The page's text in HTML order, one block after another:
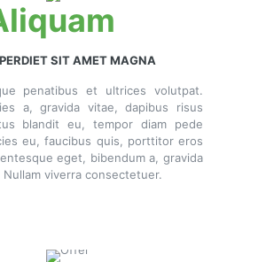
SIT AMET MAGNA
penatibus et ultrices volutpat.
a, gravida vitae, dapibus risus
blandit eu, tempor diam pede
eu, faucibus quis, porttitor eros
eget, bibendum a, gravida
viverra consectetuer.